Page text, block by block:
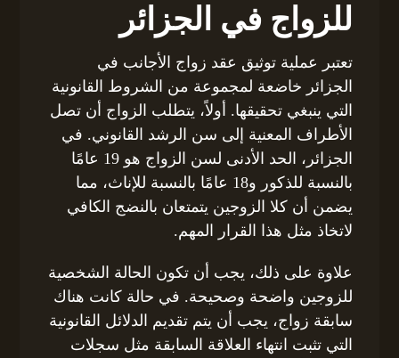
للزواج في الجزائر
تعتبر عملية توثيق عقد زواج الأجانب في
الجزائر خاضعة لمجموعة من الشروط القانونية
التي ينبغي تحقيقها. أولاً، يتطلب الزواج أن تصل
الأطراف المعنية إلى سن الرشد القانوني. في
الجزائر، الحد الأدنى لسن الزواج هو 19 عامًا
بالنسبة للذكور و18 عامًا بالنسبة للإناث، مما
يضمن أن كلا الزوجين يتمتعان بالنضج الكافي
لاتخاذ مثل هذا القرار المهم.
علاوة على ذلك، يجب أن تكون الحالة الشخصية
للزوجين واضحة وصحيحة. في حالة كانت هناك
سابقة زواج، يجب أن يتم تقديم الدلائل القانونية
التي تثبت انتهاء العلاقة السابقة مثل سجلات